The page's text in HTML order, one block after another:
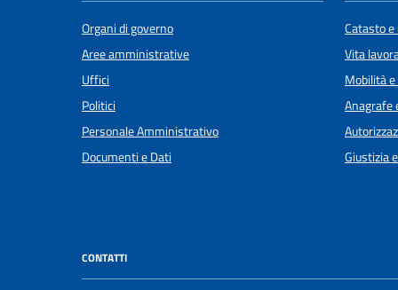
Organi di governo
Aree amministrative
Uffici
Politici
Personale Amministrativo
Documenti e Dati
Catasto
Vita
Mobilità
Anagrafe
Giustizia
CONTATTI